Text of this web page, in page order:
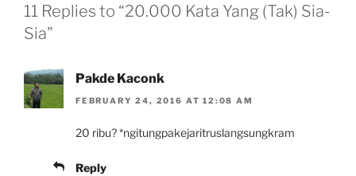
11 Replies to “20.000 Kata Yang (Tak) Sia-
Sia”
Pakde Kaconk
FEBRUARY 24, 2016 AT 12:08 AM
20 ribu? *ngitungpakejaritruslangsungkram
Reply